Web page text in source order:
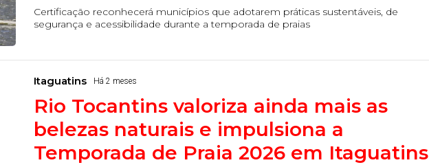
Certificação reconhecerá municípios que adotarem práticas sustentáveis, de
segurança e acessibilidade durante a temporada de praias
Itaguatins Há 2 meses
Rio Tocantins valoriza ainda mais as
belezas naturais e impulsiona a
Temporada de Praia 2026 em Itaguatins